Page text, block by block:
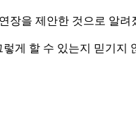
장을 제안한 것으로 알려
게 할 수 있는지 믿기지